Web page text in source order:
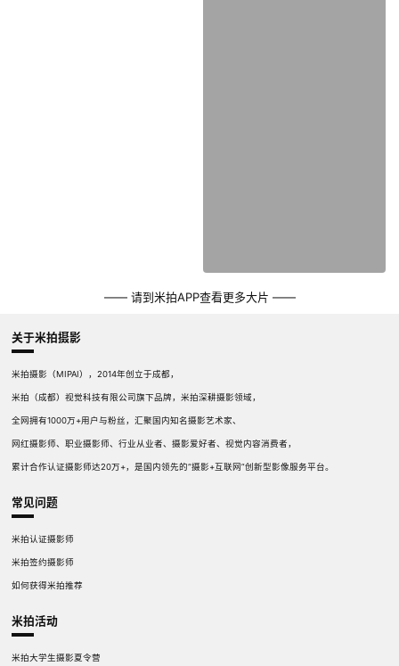
—— 请到米拍APP查看更多大片 ——
关于米拍摄影
米拍摄影（MIPAI），2014年创立于成都，
米拍（成都）视觉科技有限公司旗下品牌，米拍深耕摄影领域，
全网拥有1000万+用户与粉丝，汇聚国内知名摄影艺术家、
网红摄影师、职业摄影师、行业从业者、摄影爱好者、视觉内容消费者，
累计合作认证摄影师达20万+，是国内领先的“摄影+互联网”创新型影像服务平台。
常见问题
米拍认证摄影师
米拍签约摄影师
如何获得米拍推荐
米拍活动
米拍大学生摄影夏令营